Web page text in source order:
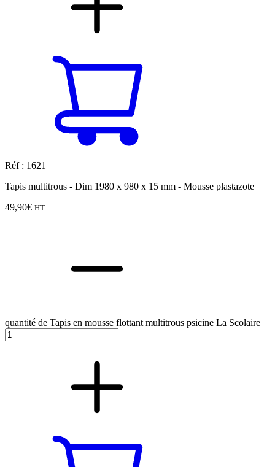
Réf : 1621
Tapis multitrous - Dim 1980 x 980 x 15 mm - Mousse plastazote
49,90€ HT
quantité de Tapis en mousse flottant multitrous psicine La Scolaire